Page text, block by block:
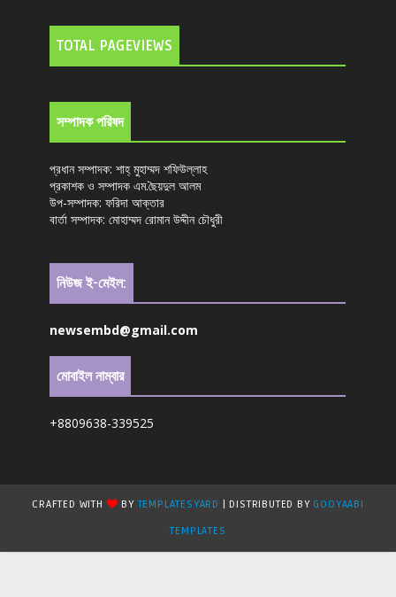
TOTAL PAGEVIEWS
সম্পাদক পরিষদ
প্রধান সম্পাদক: শাহ্ মুহাম্মদ শফিউল্লাহ
প্রকাশক ও সম্পাদক এম.ছৈয়দুল আলম
উপ-সম্পাদক: ফরিদা আক্তার
বার্তা সম্পাদক: মোহাম্মদ রোমান উদ্দীন চৌধুরী
নিউজ ই-মেইল:
newsembd@gmail.com
মোবাইল নাম্বার
+8809638-339525
CRAFTED WITH BYTEMPLATESYARD | DISTRIBUTED BY GOOYAABI
TEMPLATES